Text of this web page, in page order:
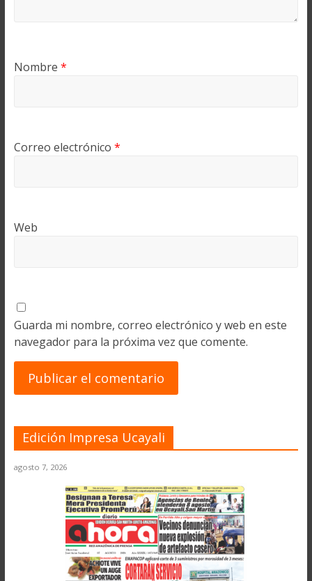
Nombre *
Correo electrónico *
Web
Guarda mi nombre, correo electrónico y web en este
navegador para la próxima vez que comente.
Edición Impresa Ucayali
agosto 7, 2026